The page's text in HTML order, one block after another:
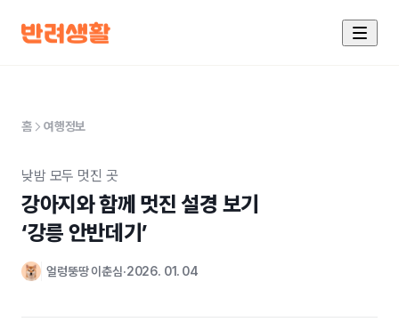
홈 여행정보
낮밤 모두 멋진 곳
강아지와 함께 멋진 설경 보기
‘강릉 안반데기’
얼렁뚱땅 이춘심 2026. 01. 04